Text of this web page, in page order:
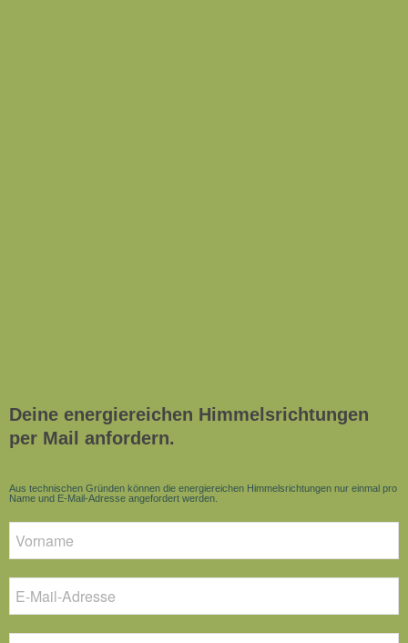
Deine energiereichen Himmelsrichtungen
per Mail anfordern.
Aus technischen Gründen können die energiereichen Himmelsrichtungen nur einmal pro
Name und E-Mail-Adresse angefordert werden.